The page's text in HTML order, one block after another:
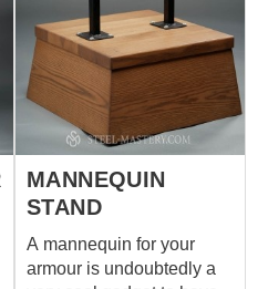
MANNEQUIN
STAND
A mannequin for your
armour is undoubtedly a